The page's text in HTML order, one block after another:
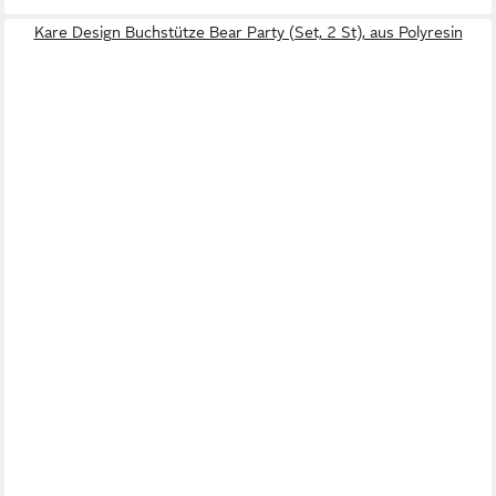
Kare Design Buchstütze Bear Party (Set, 2 St), aus Polyresin